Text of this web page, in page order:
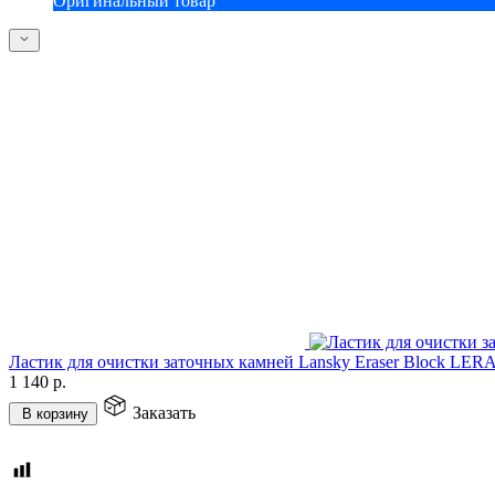
Ластик для очистки заточных камней Lansky Eraser Block
1 140 р.
В корзину Заказать